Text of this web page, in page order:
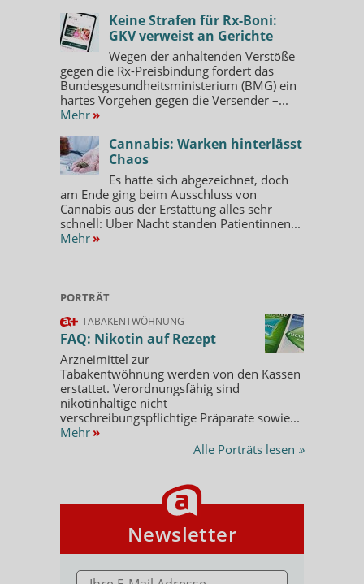
Keine Strafen für Rx-Boni:
GKV verweist an Gerichte
Wegen der anhaltenden Verstöße
gegen die Rx-Preisbindung fordert das
Bundesgesundheitsministerium (BMG) ein
hartes Vorgehen gegen die Versender –...
Mehr »
Cannabis: Warken hinterlässt
Chaos
Es hatte sich abgezeichnet, doch
am Ende ging beim Ausschluss von
Cannabis aus der Erstattung alles sehr
schnell: Über Nacht standen Patientinnen...
Mehr »
PORTRÄT
TABAKENTWÖHNUNG
FAQ: Nikotin auf Rezept
Arzneimittel zur
Tabakentwöhnung werden von den Kassen
erstattet. Verordnungsfähig sind
nikotinhaltige nicht
verschreibungspflichtige Präparate sowie...
Mehr »
Alle Porträts lesen »
Newsletter
E-MAIL ADRESSE